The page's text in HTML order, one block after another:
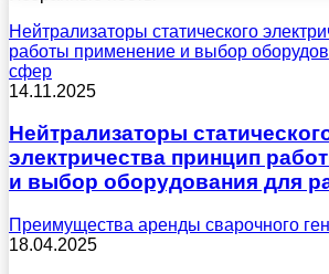
Нейтрализаторы статического
работы применение и выбор
сфер
14.11.2025
Нейтрализаторы
электричества принцип
и выбор оборудования для
Преимущества аренды сварочного
18.04.2025